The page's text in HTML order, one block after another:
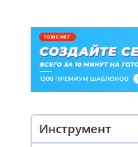
Инструмент